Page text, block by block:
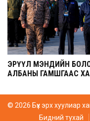
ЭРҮҮЛ МЭНДИЙН
АЛБАНЫ ГАМШГААС
© 2026 Бүх эрх хуулиар
Бидний тухай